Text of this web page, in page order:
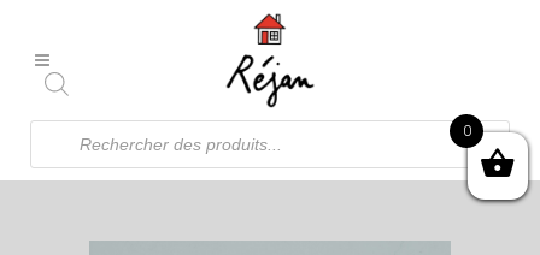
Recherche
produits
0